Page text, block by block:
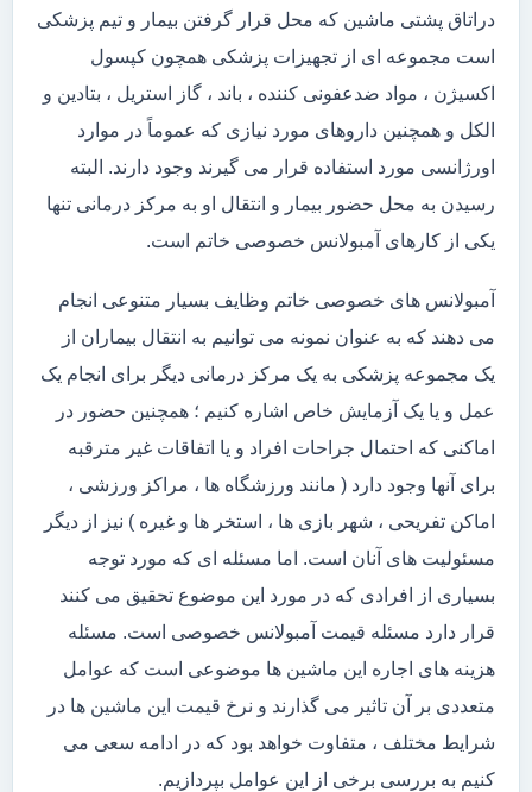
دراتاق پشتی ماشین که محل قرار گرفتن بیمار و تیم پزشکی
است مجموعه ای از تجهیزات پزشکی همچون کپسول
اکسیژن ، مواد ضدعفونی کننده ، باند ، گاز استریل ، بتادین و
الکل و همچنین داروهای مورد نیازی که عموماً در موارد
اورژانسی مورد استفاده قرار می گیرند وجود دارند. البته
رسیدن به محل حضور بیمار و انتقال او به مرکز درمانی تنها
یکی از کارهای آمبولانس خصوصی خاتم است.
آمبولانس های خصوصی خاتم وظایف بسیار متنوعی انجام
می دهند که به عنوان نمونه می توانیم به انتقال بیماران از
یک مجموعه پزشکی به یک مرکز درمانی دیگر برای انجام یک
عمل و یا یک آزمایش خاص اشاره کنیم ؛ همچنین حضور در
اماکنی که احتمال جراحات افراد و یا اتفاقات غیر مترقبه
برای آنها وجود دارد ( مانند ورزشگاه ها ، مراکز ورزشی ،
اماکن تفریحی ، شهر بازی ها ، استخر ها و غیره ) نیز از دیگر
مسئولیت های آنان است. اما مسئله ای که مورد توجه
بسیاری از افرادی که در مورد این موضوع تحقیق می کنند
قرار دارد مسئله قیمت آمبولانس خصوصی است. مسئله
هزینه های اجاره این ماشین ها موضوعی است که عوامل
متعددی بر آن تاثیر می گذارند و نرخ قیمت این ماشین ها در
شرایط مختلف ، متفاوت خواهد بود که در ادامه سعی می
کنیم به بررسی برخی از این عوامل بپردازیم.